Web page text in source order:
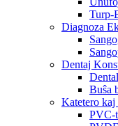
Turp-
Diagnoza
Dentaj
Buŝa
Katetero kaj
PVC-